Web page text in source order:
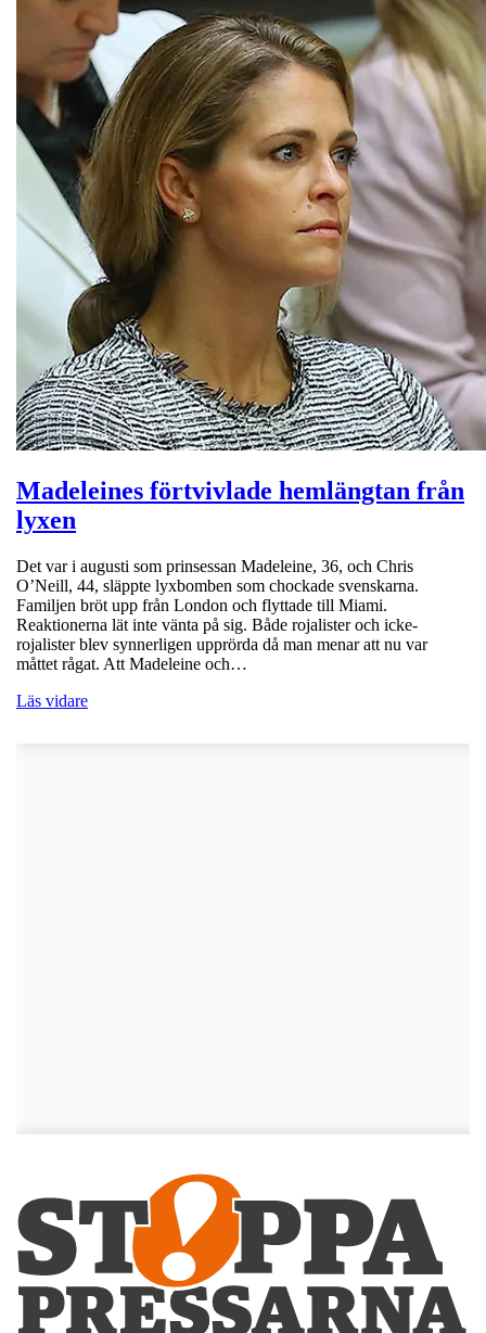
Madeleines förtvivlade hemlängtan från
lyxen
Det var i augusti som prinsessan Madeleine, 36, och Chris
O’Neill, 44, släppte lyxbomben som chockade svenskarna.
Familjen bröt upp från London och flyttade till Miami.
Reaktionerna lät inte vänta på sig. Både rojalister och icke-
rojalister blev synnerligen upprörda då man menar att nu var
måttet rågat. Att Madeleine och…
Läs vidare